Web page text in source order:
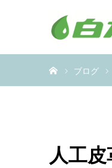
ブログ
人工